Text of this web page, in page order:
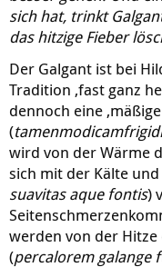
sich hat, trinkt
das hitzige Fieber
Der Galgant ist bei
Tradition ‚fast ganz
dennoch eine
(
wird von der Wärme
sich mit der Kälte
suavitas aque fontis)
werden von der
(percalorem galange